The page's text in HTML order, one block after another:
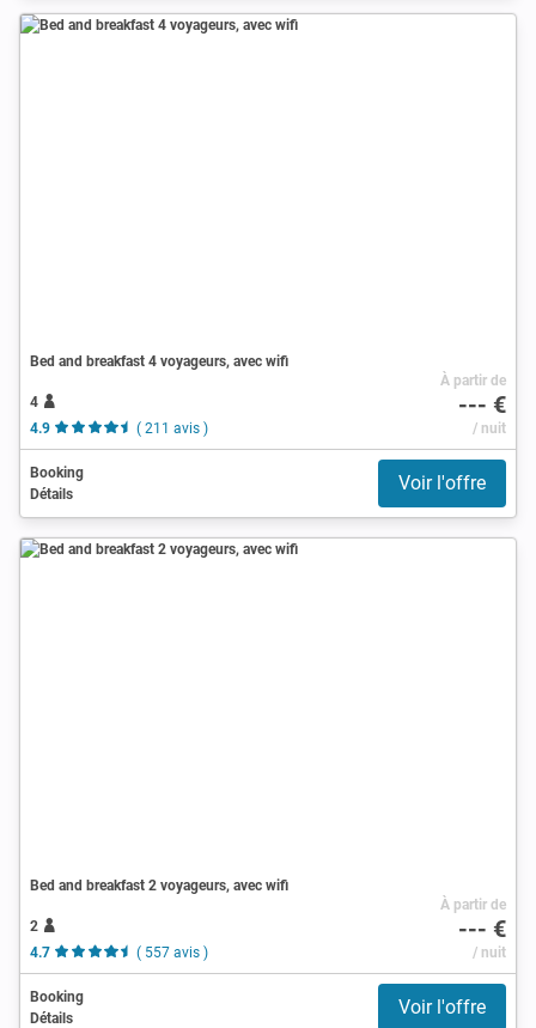
Bed and breakfast 4 voyageurs, avec wifi
4
4.9
( 211 avis )
À partir de
--- €
/ nuit
Booking
Détails
Voir l'offre
Bed and breakfast 2 voyageurs, avec wifi
2
4.7
( 557 avis )
À partir de
--- €
/ nuit
Booking
Détails
Voir l'offre